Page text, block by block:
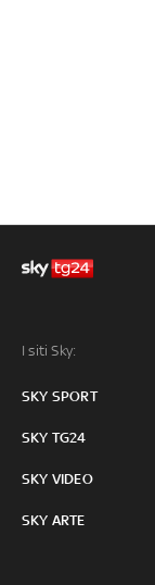
I siti Sky:
SKY SPORT
SKY TG24
SKY VIDEO
SKY ARTE